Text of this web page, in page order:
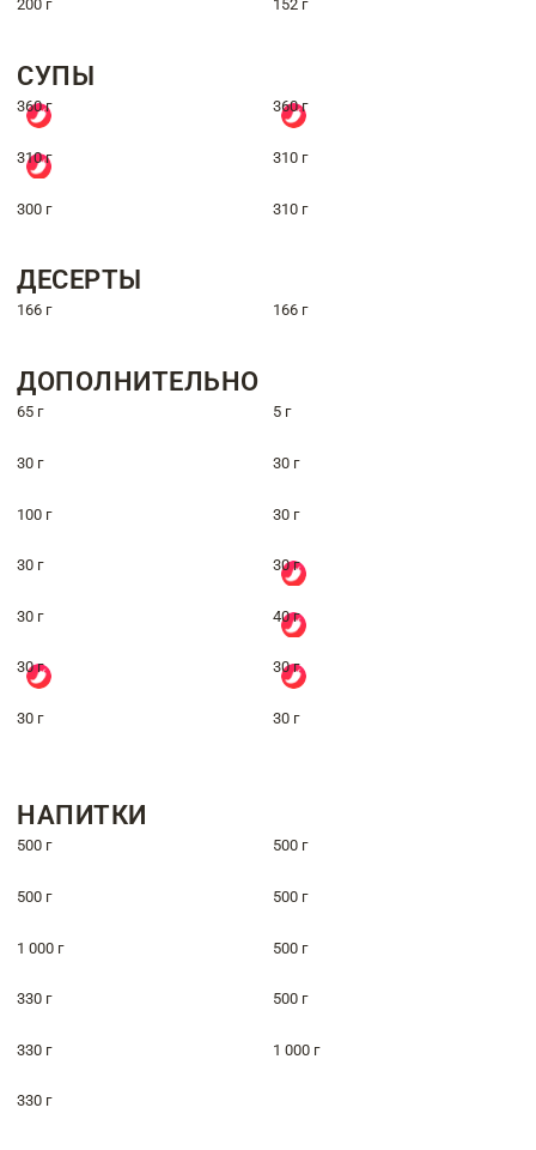
200 г 152 г
СУПЫ
360 г 360 г
310 г 310 г
300 г 310 г
ДЕСЕРТЫ
166 г 166 г
ДОПОЛНИТЕЛЬНО
65 г 5 г
30 г 30 г
100 г 30 г
30 г 30 г
30 г 40 г
30 г 30 г
30 г 30 г
НАПИТКИ
500 г 500 г
500 г 500 г
1 000 г 500 г
330 г 500 г
330 г 1 000 г
330 г